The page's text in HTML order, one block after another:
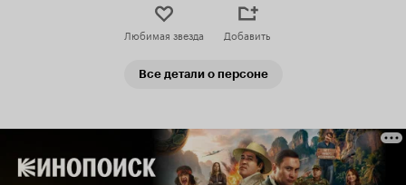
Любимая звезда Добавить
Все детали о персоне